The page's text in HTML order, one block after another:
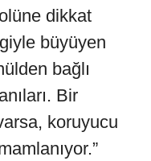
dikkat
büyüyen
bağlı
Bir
koruyucu